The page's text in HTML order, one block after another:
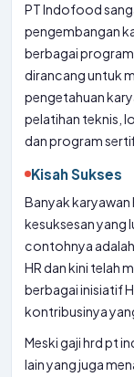
PT Indofood
pengembangan
berbagai
dirancang untuk
pengetahuan
pelatihan teknis,
dan program
Kisah Sukses
Banyak karyawan
kesuksesan yang
contohnya
HR dan kini telah
berbagai inisiatif
kontribusinya
Meski gaji hrd pt
lain yang juga